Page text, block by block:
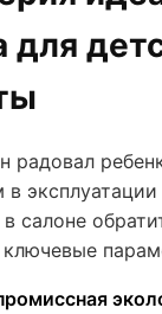
для
радовал
в
салоне